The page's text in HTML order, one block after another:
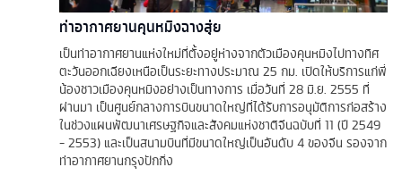
ท่าอากาศยานคุนหมิงฉางสุ่ย
เป็นท่าอากาศยานแห่งใหม่ที่ตั้งอยู่ห่างจากตัวเมืองคุนหมิงไปทางทิศ
ตะวันออกเฉียงเหนือเป็นระยะทางประมาณ 25 กม. เปิดให้บริการแก่พี่
น้องชาวเมืองคุนหมิงอย่างเป็นทางการ เมื่อวันที่ 28 มิ.ย. 2555 ที่
ผ่านมา เป็นศูนย์กลางการบินขนาดใหญ่ที่ได้รับการอนุมัติการก่อสร้าง
ในช่วงแผนพัฒนาเศรษฐกิจและสังคมแห่งชาติจีนฉบับที่ 11 (ปี 2549
- 2553) และเป็นสนามบินที่มีขนาดใหญ่เป็นอันดับ 4 ของจีน รองจาก
ท่าอากาศยานกรุงปักกิ่ง